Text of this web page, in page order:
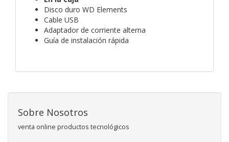
Disco duro WD Elements
Cable USB
Adaptador de corriente alterna
Guía de instalación rápida
Sobre Nosotros
venta online productos tecnológicos